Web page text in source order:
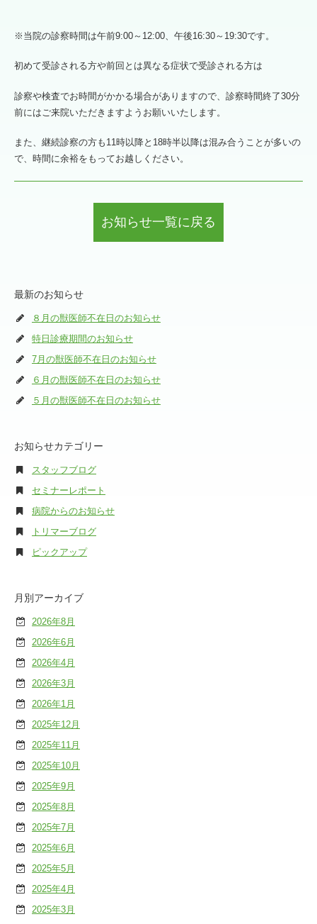
※当院の診察時間は午前9:00～12:00、午後16:30～19:30です。
初めて受診される方や前回とは異なる症状で受診される方は
診察や検査でお時間がかかる場合がありますので、診察時間終了30分
前にはご来院いただきますようお願いいたします。
また、継続診察の方も11時以降と18時半以降は混み合うことが多いの
で、時間に余裕をもってお越しください。
お知らせ一覧に戻る
最新のお知らせ
８月の獣医師不在日のお知らせ
特日診療期間のお知らせ
7月の獣医師不在日のお知らせ
６月の獣医師不在日のお知らせ
５月の獣医師不在日のお知らせ
お知らせカテゴリー
スタッフブログ
セミナーレポート
病院からのお知らせ
トリマーブログ
ピックアップ
月別アーカイブ
2026年8月
2026年6月
2026年4月
2026年3月
2026年1月
2025年12月
2025年11月
2025年10月
2025年9月
2025年8月
2025年7月
2025年6月
2025年5月
2025年4月
2025年3月